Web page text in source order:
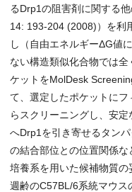
るDrp1の阻害剤に関する
14: 193-204 (2008)）を利
し（自由エネルギーΔG値
ない構造類似化合物では
ケットをMolDesk
て、選定したポケットに
らスクリーニングし、安
へDrp1を引き寄せるタン
の結合部位との位置関係
培養系を用いた候補物質
週齢のC57BL/6系統マウス